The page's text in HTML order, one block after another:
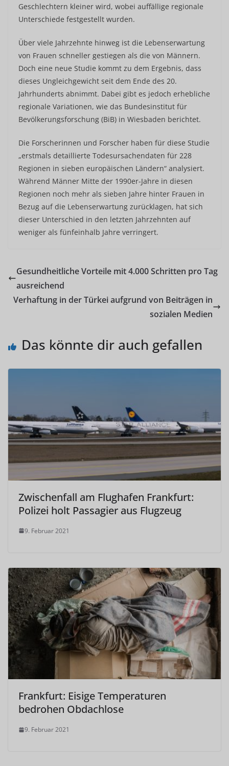
Geschlechtern kleiner wird, wobei auffällige regionale
Unterschiede festgestellt wurden.
Über viele Jahrzehnte hinweg ist die Lebenserwartung
von Frauen schneller gestiegen als die von Männern.
Doch eine neue Studie kommt zu dem Ergebnis, dass
dieses Ungleichgewicht seit dem Ende des 20.
Jahrhunderts abnimmt. Dabei gibt es jedoch erhebliche
regionale Variationen, wie das Bundesinstitut für
Bevölkerungsforschung (BiB) in Wiesbaden berichtet.
Die Forscherinnen und Forscher haben für diese Studie
„erstmals detaillierte Todesursachendaten für 228
Regionen in sieben europäischen Ländern“ analysiert.
Während Männer Mitte der 1990er-Jahre in diesen
Regionen noch mehr als sieben Jahre hinter Frauen in
Bezug auf die Lebenserwartung zurücklagen, hat sich
dieser Unterschied in den letzten Jahrzehnten auf
weniger als fünfeinhalb Jahre verringert.
Gesundheitliche Vorteile mit 4.000 Schritten pro Tag
ausreichend
Verhaftung in der Türkei aufgrund von Beiträgen in
sozialen Medien
Das könnte dir auch gefallen
Zwischenfall am Flughafen Frankfurt:
Polizei holt Passagier aus Flugzeug
9. Februar 2021
Frankfurt: Eisige Temperaturen
bedrohen Obdachlose
9. Februar 2021